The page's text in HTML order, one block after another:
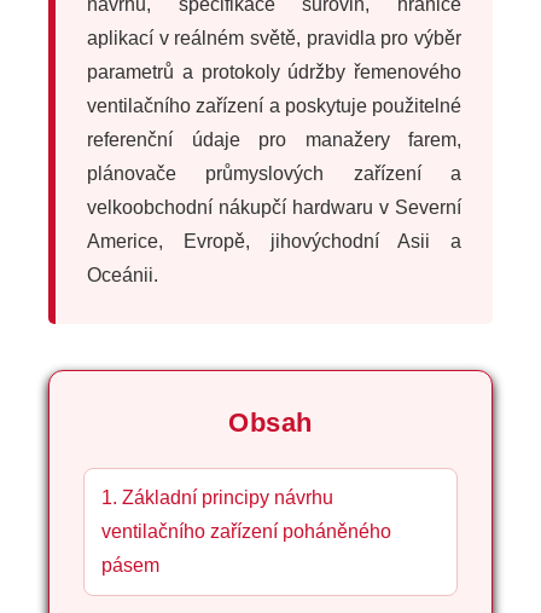
aplikací v reálném světě, pravidla pro výběr
parametrů a protokoly údržby řemenového
ventilačního zařízení a poskytuje použitelné
referenční údaje pro manažery farem,
plánovače průmyslových zařízení a
velkoobchodní nákupčí hardwaru v Severní
Americe, Evropě, jihovýchodní Asii a
Oceánii.
Obsah
1. Základní principy návrhu
ventilačního zařízení poháněného
pásem